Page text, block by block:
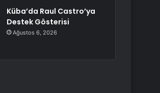
Küba’da Raul Castro’ya
Destek Gösterisi
Ağustos 6, 2026